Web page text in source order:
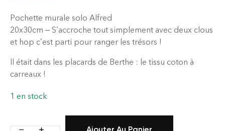
Pochette murale solo Alfred
20x30cm – S’accroche tout simplement avec deux clous
et hop c’est parti pour ranger les trésors !
Il était dans les placards de Berthe : le tissu coton à
carreaux !
1 en stock